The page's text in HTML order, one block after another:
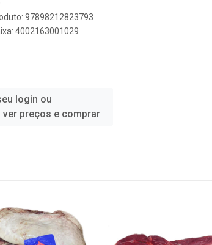
97898212823793
4002163001029
login ou
ver preços e comprar